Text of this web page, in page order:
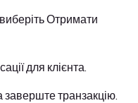
Отримати
для клієнта.
заверште транзакцію.